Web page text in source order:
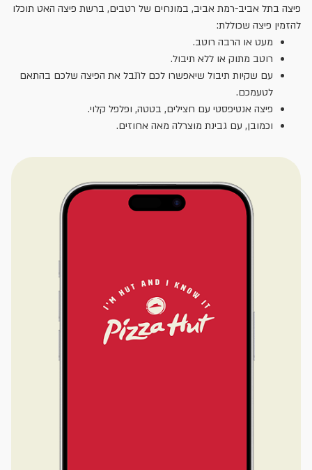
פיצה בתל אביב-רמת אביב, במונחים של רטבים, ברשת פיצה האט תוכלו
להזמין פיצה שכוללת:
מעט או הרבה רוטב.
רוטב מתוק או ללא תיבול.
עם שקיות תיבול שיאפשרו לכם לתבל את הפיצה שלכם בהתאם
לטעמכם.
פיצה אנטיפסטי עם חצילים, בטטה, ופלפל קלוי.
וכמובן, עם גבינת מוצרלה מאה אחוזים.